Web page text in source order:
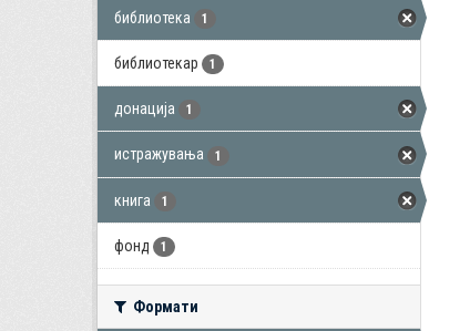
библиотека 1
библиотекар 1
донација 1
истражувања 1
книга 1
фонд 1
Формати